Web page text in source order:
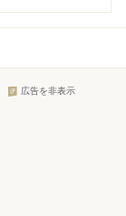
広告を非表示